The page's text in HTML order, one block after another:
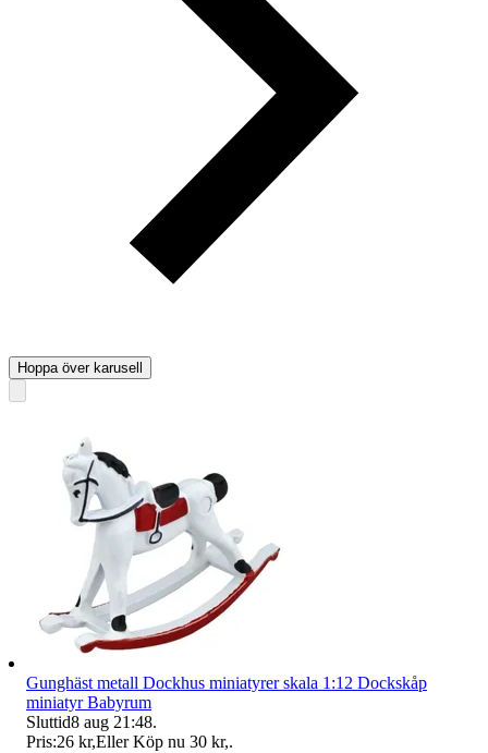
Hoppa över karusell
Gunghäst metall Dockhus miniatyrer skala 1:12 Dockskåp
miniatyr Babyrum
Sluttid8 aug 21:48.
Pris:26 kr,Eller Köp nu 30 kr,.